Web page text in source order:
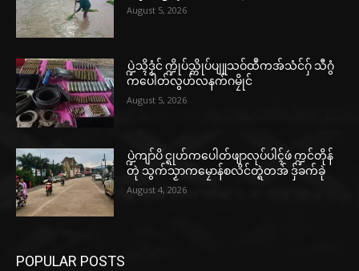
August 5, 2026
ပ္ဍဲသ္ၚိဒၟံင် က္ဍိုပ်သ္ကိုပ်ပျူသဝ်ထဳကအ်သံင်ဂှ် သီဂွံ
ကပေါတ်လွဟ်လနက်ဂမၠိုင်
August 5, 2026
ပ္ဍဲကျာ်ပိ င္ရုဟ်ကပေါတ်ဖျာလုပ်ပါၚ်ဖဴ က္ဍင်တိုန်
တုဲ သွက်သၟာကမၠောန်စလိင်တ္ရဲတအ် ဒှ်ခက်ခုဲ
August 4, 2026
POPULAR POSTS